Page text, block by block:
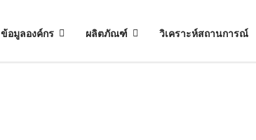
ข้อมูลองค์กร ผลิตภัณฑ์ วิเคราะห์สถานการณ์